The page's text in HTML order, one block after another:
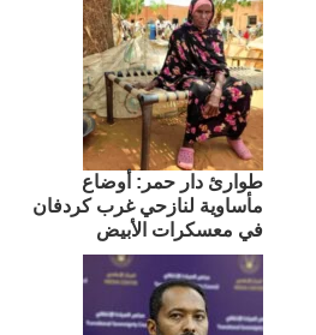
طوارئ دار حمر: أوضاع
مأساوية لنازحي غرب كردفان
في معسكرات الأبيض